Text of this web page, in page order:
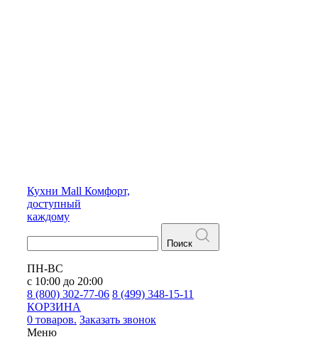
Кухни Mall Комфорт,
доступный
каждому
Поиск
ПН-ВС
с 10:00 до 20:00
8 (800) 302-77-06 8 (499) 348-15-11
КОРЗИНА
0 товаров. Заказать звонок
Меню